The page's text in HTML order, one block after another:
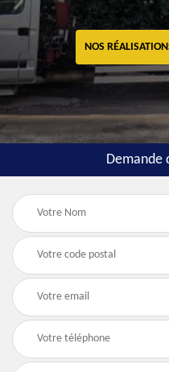
NOS
Demande